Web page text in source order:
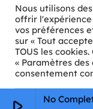
No
🛡️ RGPD
Copyright © 2026
Nous utilisons
offrir
vos préférences
sur « Tout
TOUS les
« Paramètres
consentement
Paramètres